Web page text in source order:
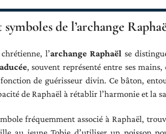
de l’archange
l’archange Raphaël se
, souvent représenté entre ses
de guérisseur divin. Ce bâton,
de Raphaël à rétablir l’harmonie et la
fréquemment associé à Raphaël,